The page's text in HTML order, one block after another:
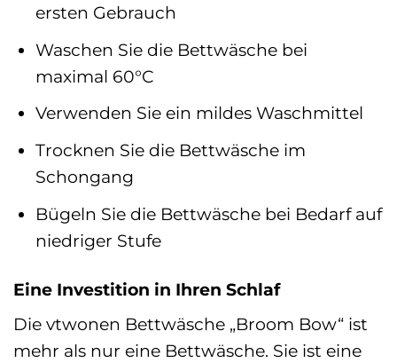
ersten Gebrauch
Waschen Sie die Bettwäsche bei
maximal 60°C
Verwenden Sie ein mildes Waschmittel
Trocknen Sie die Bettwäsche im
Schongang
Bügeln Sie die Bettwäsche bei Bedarf auf
niedriger Stufe
Eine Investition in Ihren Schlaf
Die vtwonen Bettwäsche „Broom Bow“ ist
mehr als nur eine Bettwäsche. Sie ist eine